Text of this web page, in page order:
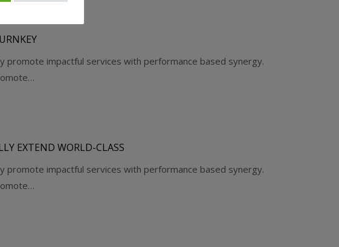
promote impactful services with performance based synergy.
EXTEND WORLD-CLASS
promote impactful services with performance based synergy.